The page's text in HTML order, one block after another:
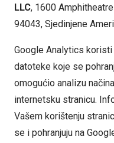
LLC, 1600
94043, Sjedinjene
Google Analytics koristi
datoteke koje se
omogućio analizu
internetsku stranicu.
Vašem korištenju
se i pohranjuju na